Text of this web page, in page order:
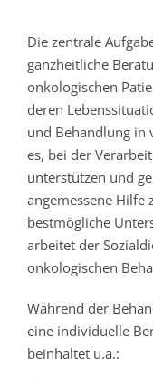
Die zentrale
ganzheitliche
onkologischen
deren
und Behandlung in
es, bei der
unterstützen und
angemessene Hilfe
bestmögliche
arbeitet der
onkologischen
Während der
eine individuelle
beinhaltet u.a.: